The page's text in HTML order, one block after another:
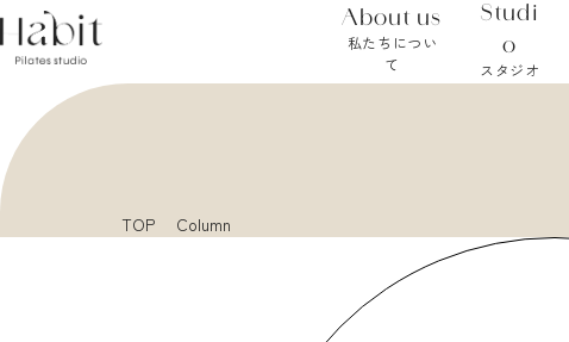
About us
私たちについ
て
Studi
o
スタジオ
TOP Column